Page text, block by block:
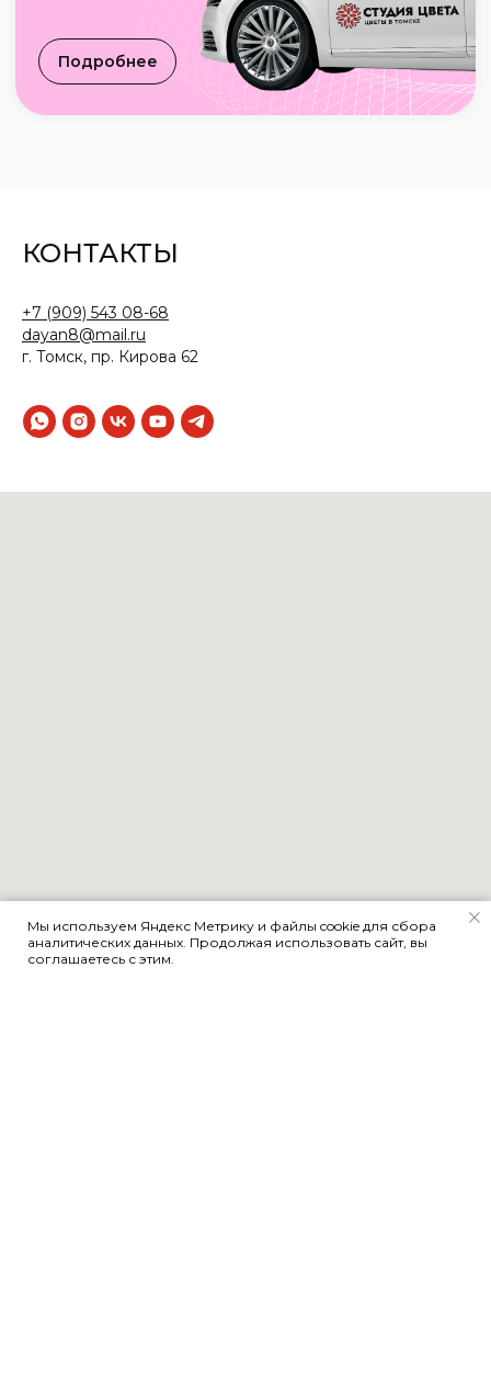
КОНТАКТЫ
+7 (909) 543 08-68
dayan8@mail.ru
г. Томск, пр. Кирова 62
Мы используем Яндекс Метрику и файлы cookie для сбора
аналитических данных. Продолжая использовать сайт, вы
соглашаетесь с этим.